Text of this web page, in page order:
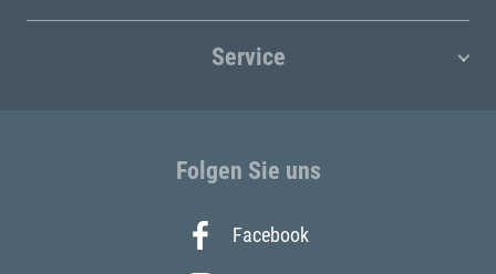
Service
Folgen Sie uns
Facebook